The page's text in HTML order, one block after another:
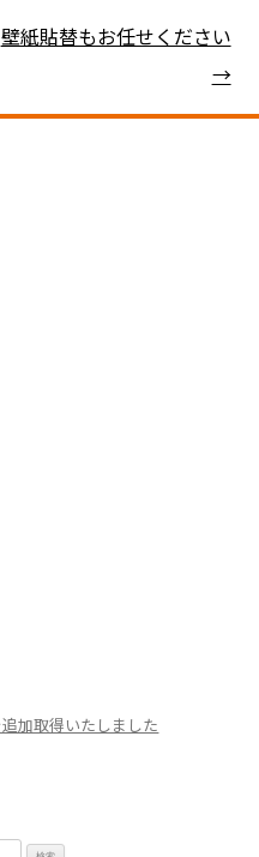
壁紙貼替もお任せください
→
加取得いたしました